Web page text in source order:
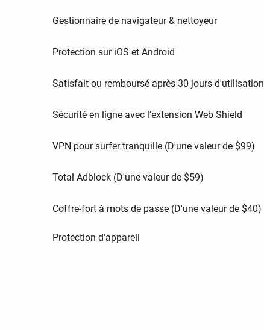
Gestionnaire de navigateur & nettoyeur
Protection sur iOS et Android
Satisfait ou remboursé après 30 jours d'utilisation
Sécurité en ligne avec l’extension Web Shield
VPN pour surfer tranquille (D'une valeur de $99)
Total Adblock (D'une valeur de $59)
Coffre-fort à mots de passe (D'une valeur de $40)
Protection d'appareil